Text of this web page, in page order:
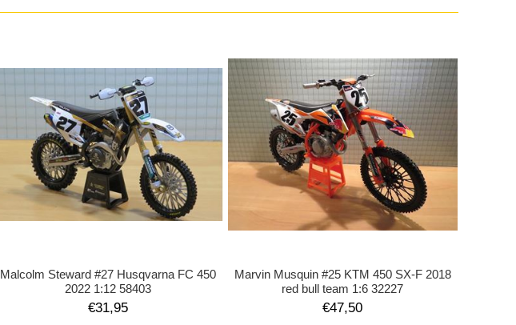
Malcolm Steward #27 Husqvarna FC 450
2022 1:12 58403
€31,95
Marvin Musquin #25 KTM 450 SX-F 2018
red bull team 1:6 32227
€47,50